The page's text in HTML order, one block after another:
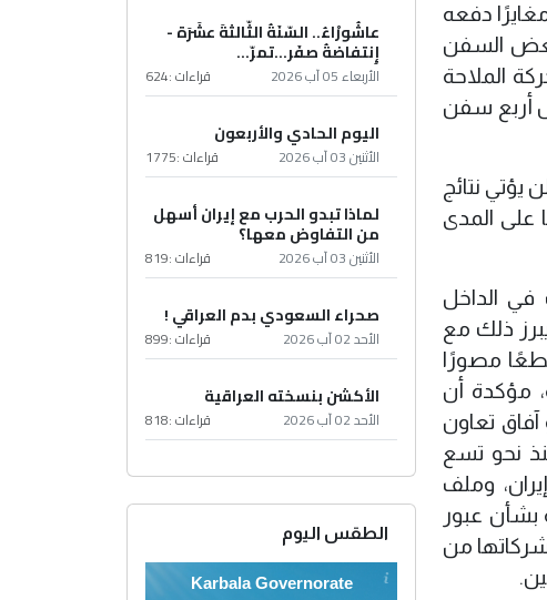
دفعه
بعض السفن
الملاحة
أربع سفن
يؤتي نتائج
على المدى
في الداخل
ذلك مع
مصورًا
مؤكدة أن
آفاق تعاون
نحو تسع
وملف
بشأن عبور
شركاتها من
عاشُورْاءُ.. السّنَةُ الثّالثةَ عشَرَة -
إِنتفاضةُ صفَر…تمرّ...
الأربعاء 05 آب 2026 قراءات :624
اليوم الحادي والأربعون
الأثنين 03 آب 2026 قراءات :1775
لماذا تبدو الحرب مع إيران أسهل
من التفاوض معها؟
الأثنين 03 آب 2026 قراءات :819
صحراء السعودي بدم العراقي !
الأحد 02 آب 2026 قراءات :899
الأكشن بنسخته العراقية
الأحد 02 آب 2026 قراءات :818
الطقس اليوم
Karbala Governorate